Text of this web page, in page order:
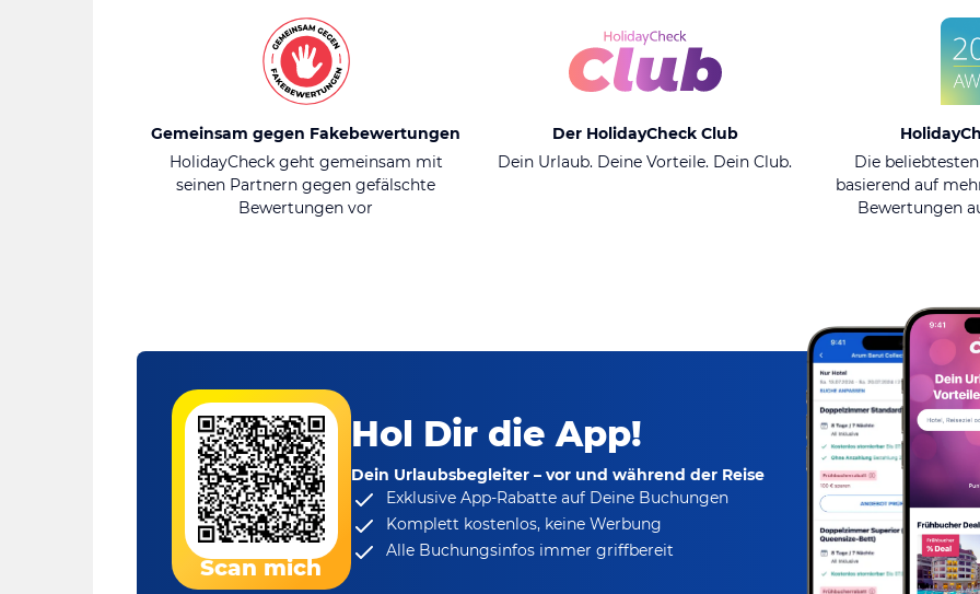
Gemeinsam gegen Fakebewertungen
HolidayCheck geht gemeinsam mit
seinen Partnern gegen gefälschte
Bewertungen vor
Der HolidayCheck Club
Dein Urlaub. Deine Vorteile. Dein Club.
Die
basierend auf
Bewertungen
Scan mich
Hol Dir die App!
Dein Urlaubsbegleiter – vor und während der Reise
Exklusive App-Rabatteauf Deine Buchungen
Komplett kostenlos, keine Werbung
Alle Buchungsinfos immer griffbereit